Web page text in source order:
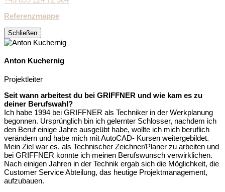
Referenzmappe
Schließen
Anton Kuchernig
Projektleiter
Seit wann arbeitest du bei GRIFFNER und wie kam es zu
deiner Berufswahl?
Ich habe 1994 bei GRIFFNER als Techniker in der Werkplanung
begonnen. Ursprünglich bin ich gelernter Schlosser, nachdem ich
den Beruf einige Jahre ausgeübt habe, wollte ich mich beruflich
verändern und habe mich mit AutoCAD- Kursen weitergebildet.
Mein Ziel war es, als Technischer Zeichner/Planer zu arbeiten und
bei GRIFFNER konnte ich meinen Berufswunsch verwirklichen.
Nach einigen Jahren in der Technik ergab sich die Möglichkeit, die
Customer Service Abteilung, das heutige Projektmanagement,
aufzubauen.